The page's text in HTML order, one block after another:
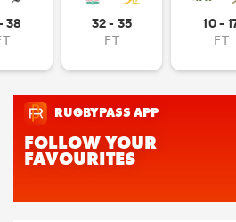
38 32 - 35
FT
10 -
FT